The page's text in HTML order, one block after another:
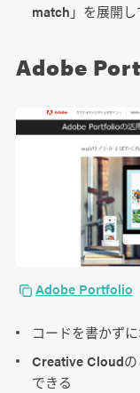
match」を展開し
Adobe
Adobe Portfolio
コードを書かず
Creative Cloudの
できる